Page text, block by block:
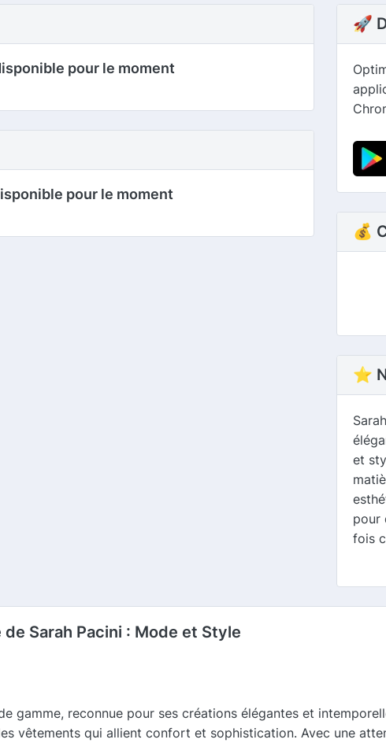
pour le moment
pour le moment
🚀
💰
⭐
et
pour
fois
Sarah Pacini : Mode et Style
gamme, reconnue pour ses créations élégantes et
vêtements qui allient confort et sophistication. Avec une